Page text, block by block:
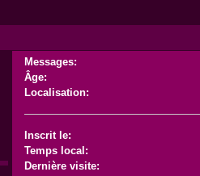
Messages:
Âge:
Localisation:
Inscrit le:
Temps local:
Dernière visite: